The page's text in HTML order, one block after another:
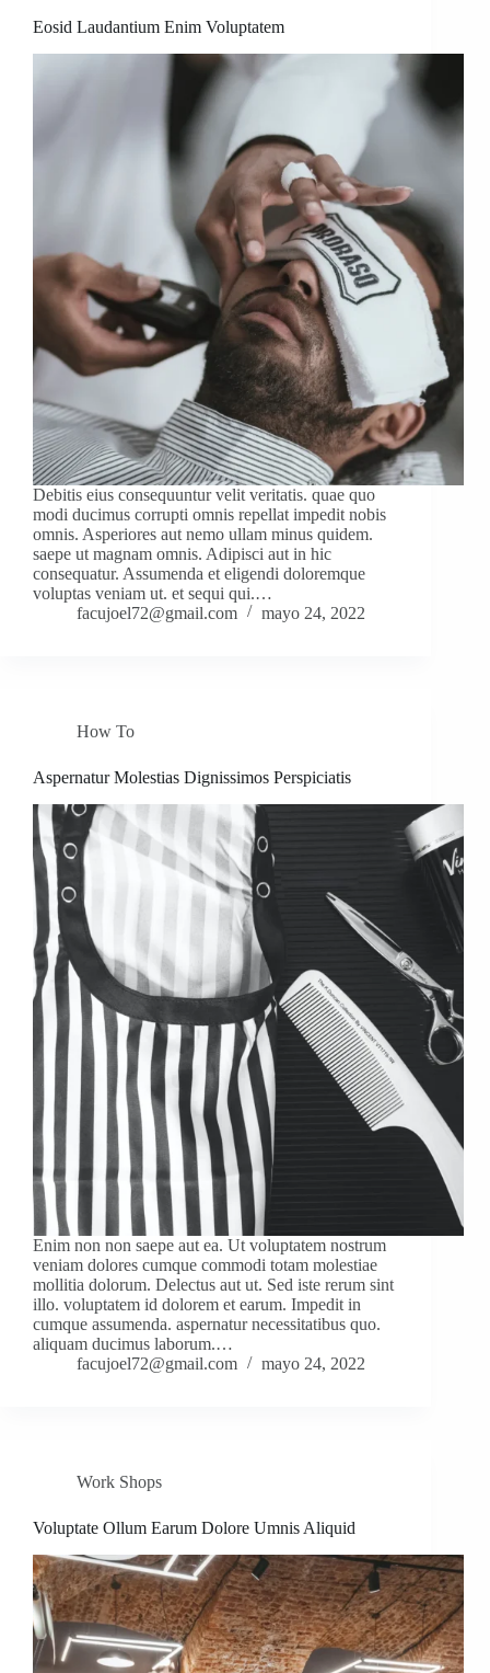
Eosid Laudantium Enim Voluptatem
Debitis eius consequuntur velit veritatis. quae quo
modi ducimus corrupti omnis repellat impedit nobis
omnis. Asperiores aut nemo ullam minus quidem.
saepe ut magnam omnis. Adipisci aut in hic
consequatur. Assumenda et eligendi doloremque
voluptas veniam ut. et sequi qui.…
facujoel72@gmail.com
mayo 24, 2022
How To
Aspernatur Molestias Dignissimos Perspiciatis
Enim non non saepe aut ea. Ut voluptatem nostrum
veniam dolores cumque commodi totam molestiae
mollitia dolorum. Delectus aut ut. Sed iste rerum sint
illo. voluptatem id dolorem et earum. Impedit in
cumque assumenda. aspernatur necessitatibus quo.
aliquam ducimus laborum.…
facujoel72@gmail.com
mayo 24, 2022
Work Shops
Voluptate Ollum Earum Dolore Umnis Aliquid